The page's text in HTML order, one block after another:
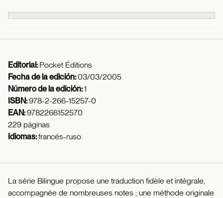
Editorial:Pocket Éditions
Fecha de la edición:03/03/2005
Número de la edición:1
ISBN:978-2-266-15257-0
EAN:9782266152570
229 páginas
Idiomas:francés-ruso
La série Bilingue propose une traduction fidèle et intégrale,
accompagnée de nombreuses notes ; une méthode originale